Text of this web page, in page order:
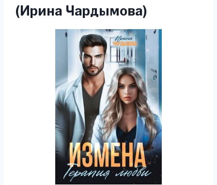
(Ирина Чардымова)